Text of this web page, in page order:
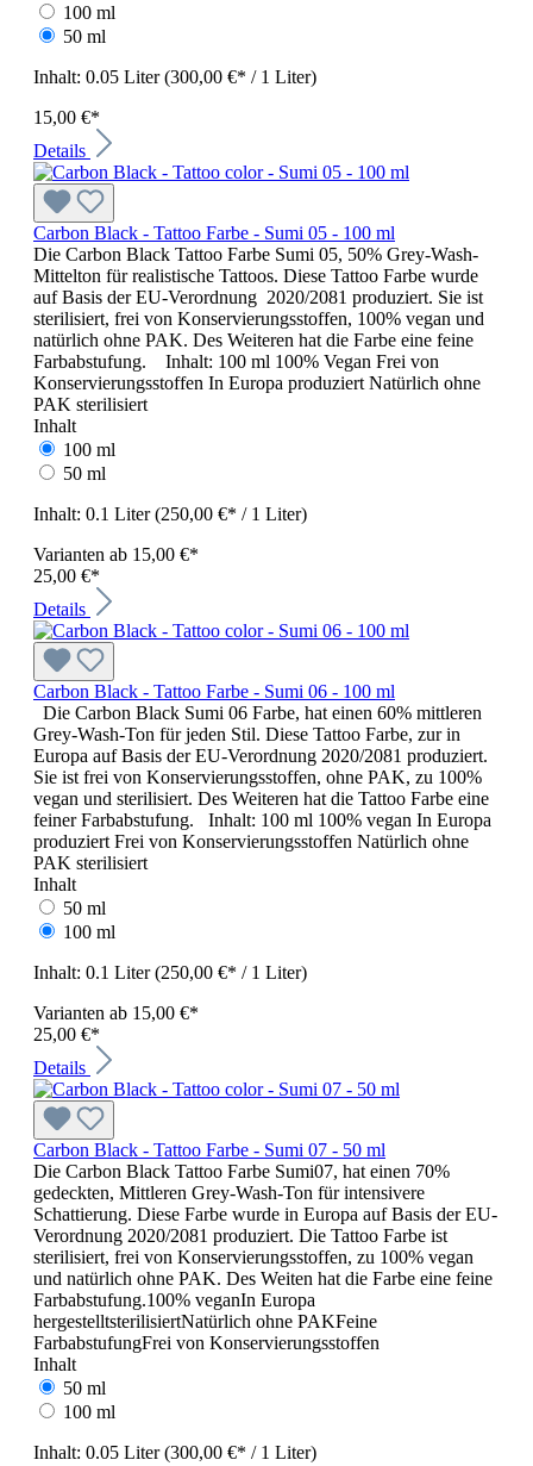
100 ml
50 ml
Inhalt: 0.05 Liter(300,00 €* / 1 Liter)
15,00 €*
Details
Carbon Black - Tattoo Farbe - Sumi 05 - 100 ml
Die Carbon Black Tattoo Farbe Sumi 05, 50% Grey-Wash-
Mittelton für realistische Tattoos. Diese Tattoo Farbe wurde
auf Basis der EU-Verordnung 2020/2081 produziert. Sie ist
sterilisiert, frei von Konservierungsstoffen, 100% vegan und
natürlich ohne PAK. Des Weiteren hat die Farbe eine feine
Farbabstufung. Inhalt: 100 ml 100% Vegan Frei von
Konservierungsstoffen In Europa produziert Natürlich ohne
PAK sterilisiert
Inhalt
100 ml
50 ml
Inhalt: 0.1 Liter(250,00 €* / 1 Liter)
Varianten ab 15,00 €*
25,00 €*
Details
Carbon Black - Tattoo Farbe - Sumi 06 - 100 ml
Die Carbon Black Sumi 06 Farbe, hat einen 60% mittleren
Grey-Wash-Ton für jeden Stil. Diese Tattoo Farbe, zur in
Europa auf Basis der EU-Verordnung 2020/2081 produziert.
Sie ist frei von Konservierungsstoffen, ohne PAK, zu 100%
vegan und sterilisiert. Des Weiteren hat die Tattoo Farbe eine
feiner Farbabstufung. Inhalt: 100 ml 100% vegan In Europa
produziert Frei von Konservierungsstoffen Natürlich ohne
PAK sterilisiert
Inhalt
50 ml
100 ml
Inhalt: 0.1 Liter(250,00 €* / 1 Liter)
Varianten ab 15,00 €*
25,00 €*
Details
Carbon Black - Tattoo Farbe - Sumi 07 - 50 ml
Die Carbon Black Tattoo Farbe Sumi07, hat einen 70%
gedeckten, Mittleren Grey-Wash-Ton für intensivere
Schattierung. Diese Farbe wurde in Europa auf Basis der EU-
Verordnung 2020/2081 produziert. Die Tattoo Farbe ist
sterilisiert, frei von Konservierungsstoffen, zu 100% vegan
und natürlich ohne PAK. Des Weiten hat die Farbe eine feine
Farbabstufung.100% veganIn Europa
hergestelltsterilisiertNatürlich ohne PAKFeine
FarbabstufungFrei von Konservierungsstoffen
Inhalt
50 ml
100 ml
Inhalt: 0.05 Liter(300,00 €* / 1 Liter)